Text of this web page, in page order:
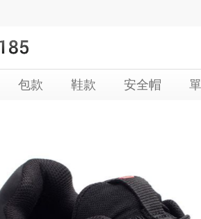
包款 鞋款 安全帽